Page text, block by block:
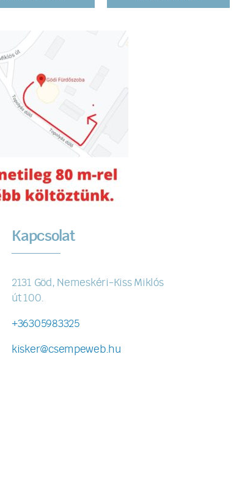
Kapcsolat
2131 Göd, Nemeskéri-Kiss Miklós
út 100.
+36305983325
kisker@csempeweb.hu